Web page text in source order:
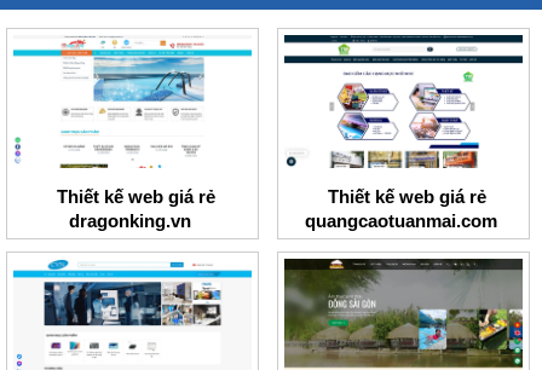
Thiết kế web giá rẻ
dragonking.vn
Thiết kế web giá rẻ
quangcaotuanmai.com